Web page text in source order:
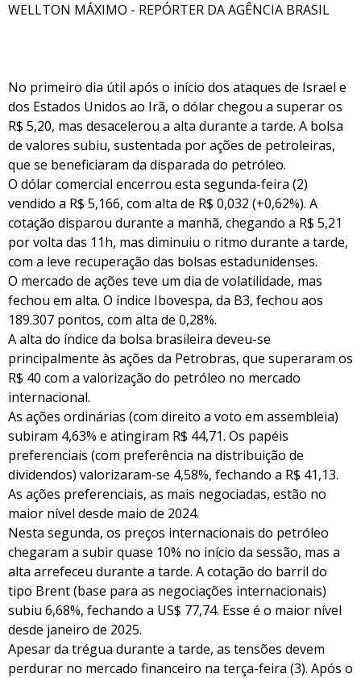
WELLTON MÁXIMO - REPÓRTER DA AGÊNCIA BRASIL
No primeiro dia útil após o início dos ataques de Israel e
dos Estados Unidos ao Irã, o dólar chegou a superar os
R$ 5,20, mas desacelerou a alta durante a tarde. A bolsa
de valores subiu, sustentada por ações de petroleiras,
que se beneficiaram da disparada do petróleo.
O dólar comercial encerrou esta segunda-feira (2)
vendido a R$ 5,166, com alta de R$ 0,032 (+0,62%). A
cotação disparou durante a manhã, chegando a R$ 5,21
por volta das 11h, mas diminuiu o ritmo durante a tarde,
com a leve recuperação das bolsas estadunidenses.
O mercado de ações teve um dia de volatilidade, mas
fechou em alta. O índice Ibovespa, da B3, fechou aos
189.307 pontos, com alta de 0,28%.
A alta do índice da bolsa brasileira deveu-se
principalmente às ações da Petrobras, que superaram os
R$ 40 com a valorização do petróleo no mercado
internacional.
As ações ordinárias (com direito a voto em assembleia)
subiram 4,63% e atingiram R$ 44,71. Os papéis
preferenciais (com preferência na distribuição de
dividendos) valorizaram-se 4,58%, fechando a R$ 41,13.
As ações preferenciais, as mais negociadas, estão no
maior nível desde maio de 2024.
Nesta segunda, os preços internacionais do petróleo
chegaram a subir quase 10% no início da sessão, mas a
alta arrefeceu durante a tarde. A cotação do barril do
tipo Brent (base para as negociações internacionais)
subiu 6,68%, fechando a US$ 77,74. Esse é o maior nível
desde janeiro de 2025.
Apesar da trégua durante a tarde, as tensões devem
perdurar no mercado financeiro na terça-feira (3). Após o